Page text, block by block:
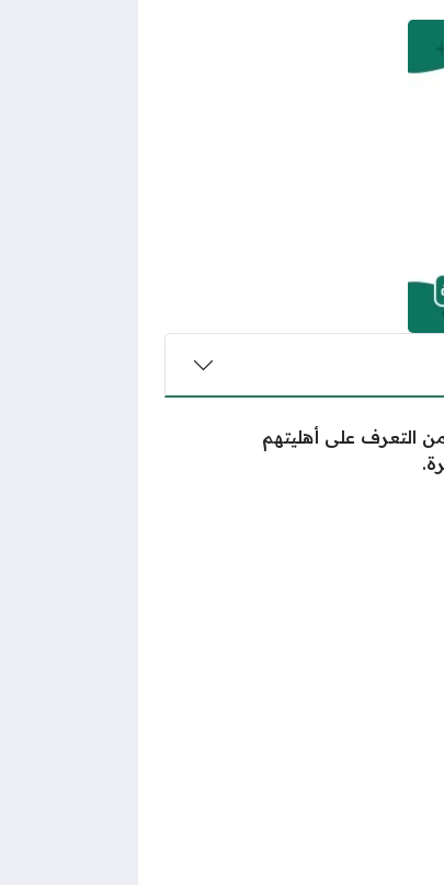
التعرف على أهليتهم